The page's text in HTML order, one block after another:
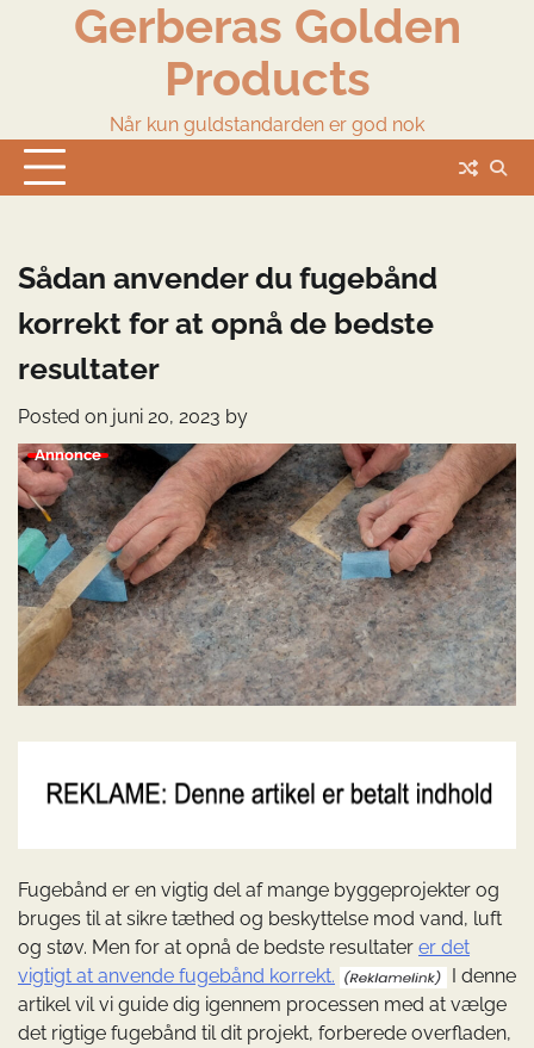
Gerberas Golden
Products
Når kun guldstandarden er god nok
Sådan anvender du fugebånd
korrekt for at opnå de bedste
resultater
Posted on juni 20, 2023 by
Annonce
Fugebånd er en vigtig del af mange byggeprojekter og
bruges til at sikre tæthed og beskyttelse mod vand, luft
og støv. Men for at opnå de bedste resultater er det
vigtigt at anvende fugebånd korrekt.
I denne
artikel vil vi guide dig igennem processen med at vælge
det rigtige fugebånd til dit projekt, forberede overfladen,